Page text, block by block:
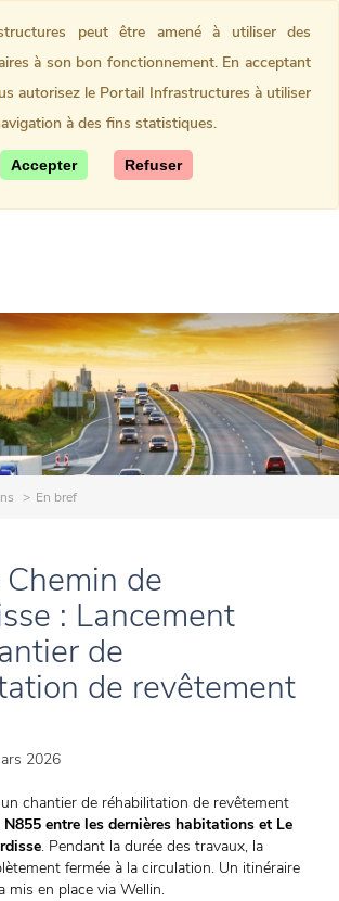
En bref
de
: Lancement
de
de revêtement
2026
chantier de réhabilitation de revêtement
N855 entre les dernières habitations et Le
. Pendant la durée des travaux, la
fermée à la circulation. Un itinéraire
mis en place via Wellin.
peut être amené à utiliser des
à son bon fonctionnement. En acceptant
autorisez le Portail Infrastructures à utiliser
à des fins statistiques.
Accepter Refuser